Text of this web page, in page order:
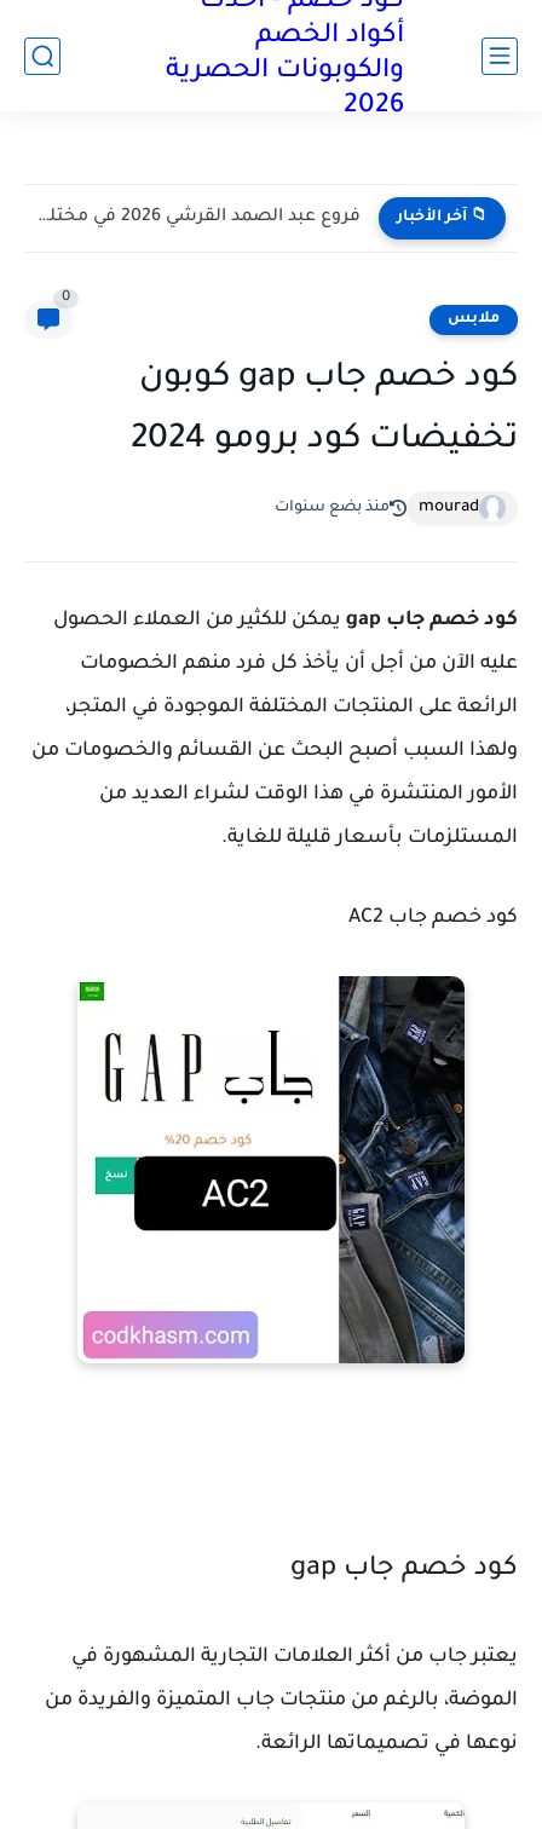
أكواد الخصم
والكوبونات الحصرية
2026
📁 آخر الأخبار فروع عبد الصمد القرشي 2026 في مختلف أنحاء المملكة العربية...
ملابس
0
كود خصم جاب gap كوبون
تخفيضات كود برومو 2024
mourad منذ بضع سنوات
كود خصم جاب gap
يمكن للكثير من العملاء الحصول
عليه الآن من أجل أن يأخذ كل فرد منهم الخصومات
الرائعة على المنتجات المختلفة الموجودة في المتجر،
ولهذا السبب أصبح البحث عن القسائم والخصومات من
الأمور المنتشرة في هذا الوقت لشراء العديد من
المستلزمات بأسعار قليلة للغاية.
كود خصم جاب AC2
كود خصم جاب gap
يعتبر جاب من أكثر العلامات التجارية المشهورة في
الموضة، بالرغم من منتجات جاب المتميزة والفريدة من
نوعها في تصميماتها الرائعة.